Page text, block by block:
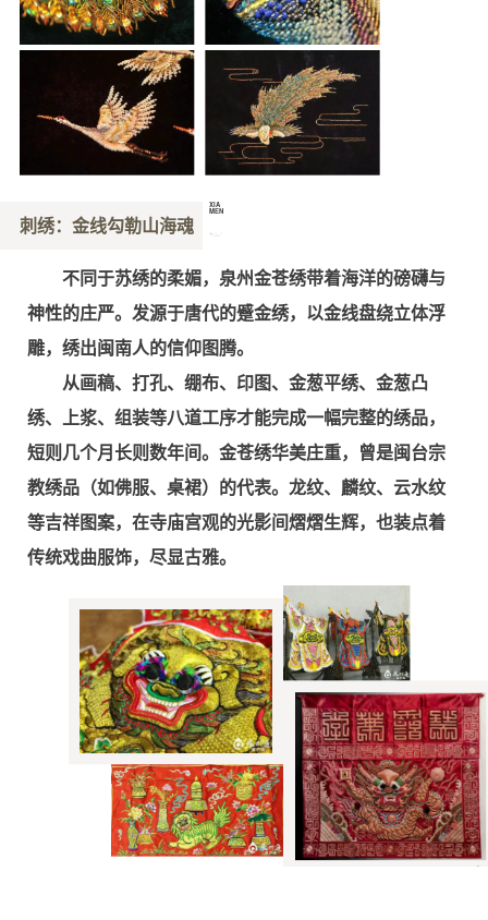
刺绣：金线勾勒山海魂
XIA
MEN
门
不同于苏绣的柔媚，泉州金苍绣带着海洋的磅礴与
神性的庄严。发源于唐代的蹙金绣，以金线盘绕立体浮
雕，绣出闽南人的信仰图腾。
从画稿、打孔、绷布、印图、金葱平绣、金葱凸
绣、上浆、组装等八道工序才能完成一幅完整的绣品，
短则几个月长则数年间。金苍绣华美庄重，曾是闽台宗
教绣品（如佛服、桌裙）的代表。龙纹、麟纹、云水纹
等吉祥图案，在寺庙宫观的光影间熠熠生辉，也装点着
传统戏曲服饰，尽显古雅。